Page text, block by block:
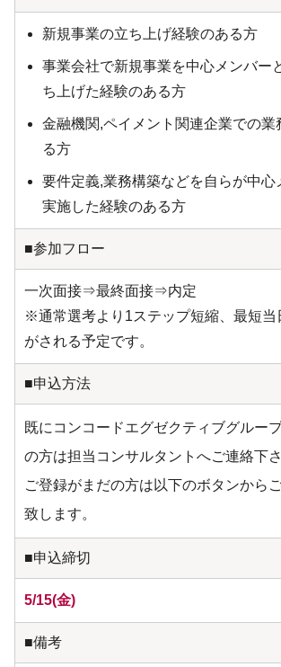
新規事業の立ち上げ経験のある方
事業会社で新規事業を中心メンバー
ち上げた経験のある方
金融機関,ペイメント関連企業での業
る方
要件定義,業務構築などを自らが中心
実施した経験のある方
■参加フロー
一次面接⇒最終面接⇒内定
※通常選考より1ステップ短縮、最短当
がされる予定です。
■申込方法
既にコンコードエグゼクティブグルー
の方は担当コンサルタントへご連絡下さ
ご登録がまだの方は以下のボタンから
致します。
■申込締切
5/15(金)
■備考